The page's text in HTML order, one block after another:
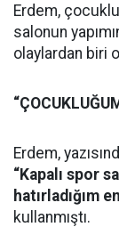
Erdem,
salonun
olaylardan biri
Erdem,
“Kapalı spor
hatırladığım
kullanmıştı.